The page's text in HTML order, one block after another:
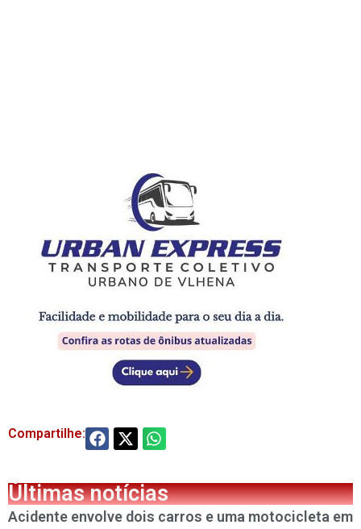
Compartilhe:
Últimas notícias
Acidente envolve dois carros e uma motocicleta em